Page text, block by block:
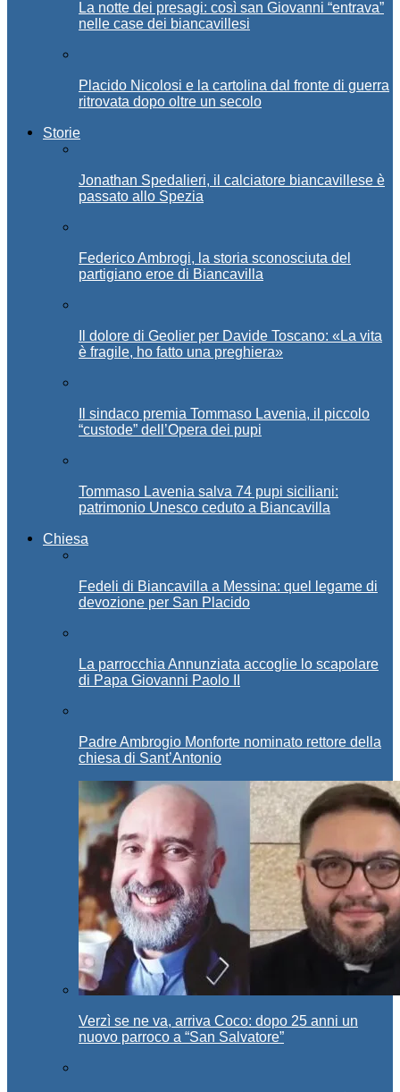
La notte dei presagi: così san Giovanni “entrava”
nelle case dei biancavillesi
Placido Nicolosi e la cartolina dal fronte di guerra
ritrovata dopo oltre un secolo
Storie
Jonathan Spedalieri, il calciatore biancavillese è
passato allo Spezia
Federico Ambrogi, la storia sconosciuta del
partigiano eroe di Biancavilla
Il dolore di Geolier per Davide Toscano: «La vita
è fragile, ho fatto una preghiera»
Il sindaco premia Tommaso Lavenia, il piccolo
“custode” dell’Opera dei pupi
Tommaso Lavenia salva 74 pupi siciliani:
patrimonio Unesco ceduto a Biancavilla
Chiesa
Fedeli di Biancavilla a Messina: quel legame di
devozione per San Placido
La parrocchia Annunziata accoglie lo scapolare
di Papa Giovanni Paolo II
Padre Ambrogio Monforte nominato rettore della
chiesa di Sant’Antonio
Verzì se ne va, arriva Coco: dopo 25 anni un
nuovo parroco a “San Salvatore”